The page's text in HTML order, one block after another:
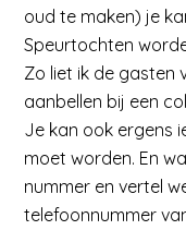
oud te maken) je
Speurtochten
Zo liet ik de gasten
aanbellen bij een
Je kan ook ergens
moet worden. En
nummer en vertel
telefoonnummer